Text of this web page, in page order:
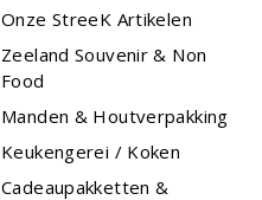
Onze StreeK Artikelen
Zeeland Souvenir & Non
Food
Manden & Houtverpakking
Keukengerei / Koken
Cadeaupakketten &